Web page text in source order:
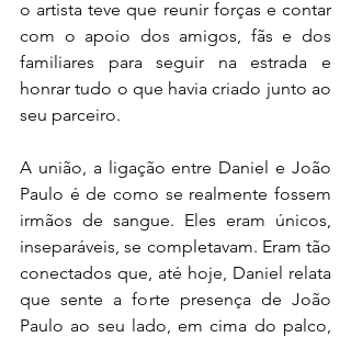
o artista teve que reunir forças e contar
com o apoio dos amigos, fãs e dos
familiares para seguir na estrada e
honrar tudo o que havia criado junto ao
seu parceiro.
A união, a ligação entre Daniel e João
Paulo é de como se realmente fossem
irmãos de sangue. Eles eram únicos,
inseparáveis, se completavam. Eram tão
conectados que, até hoje, Daniel relata
que sente a forte presença de João
Paulo ao seu lado, em cima do palco,